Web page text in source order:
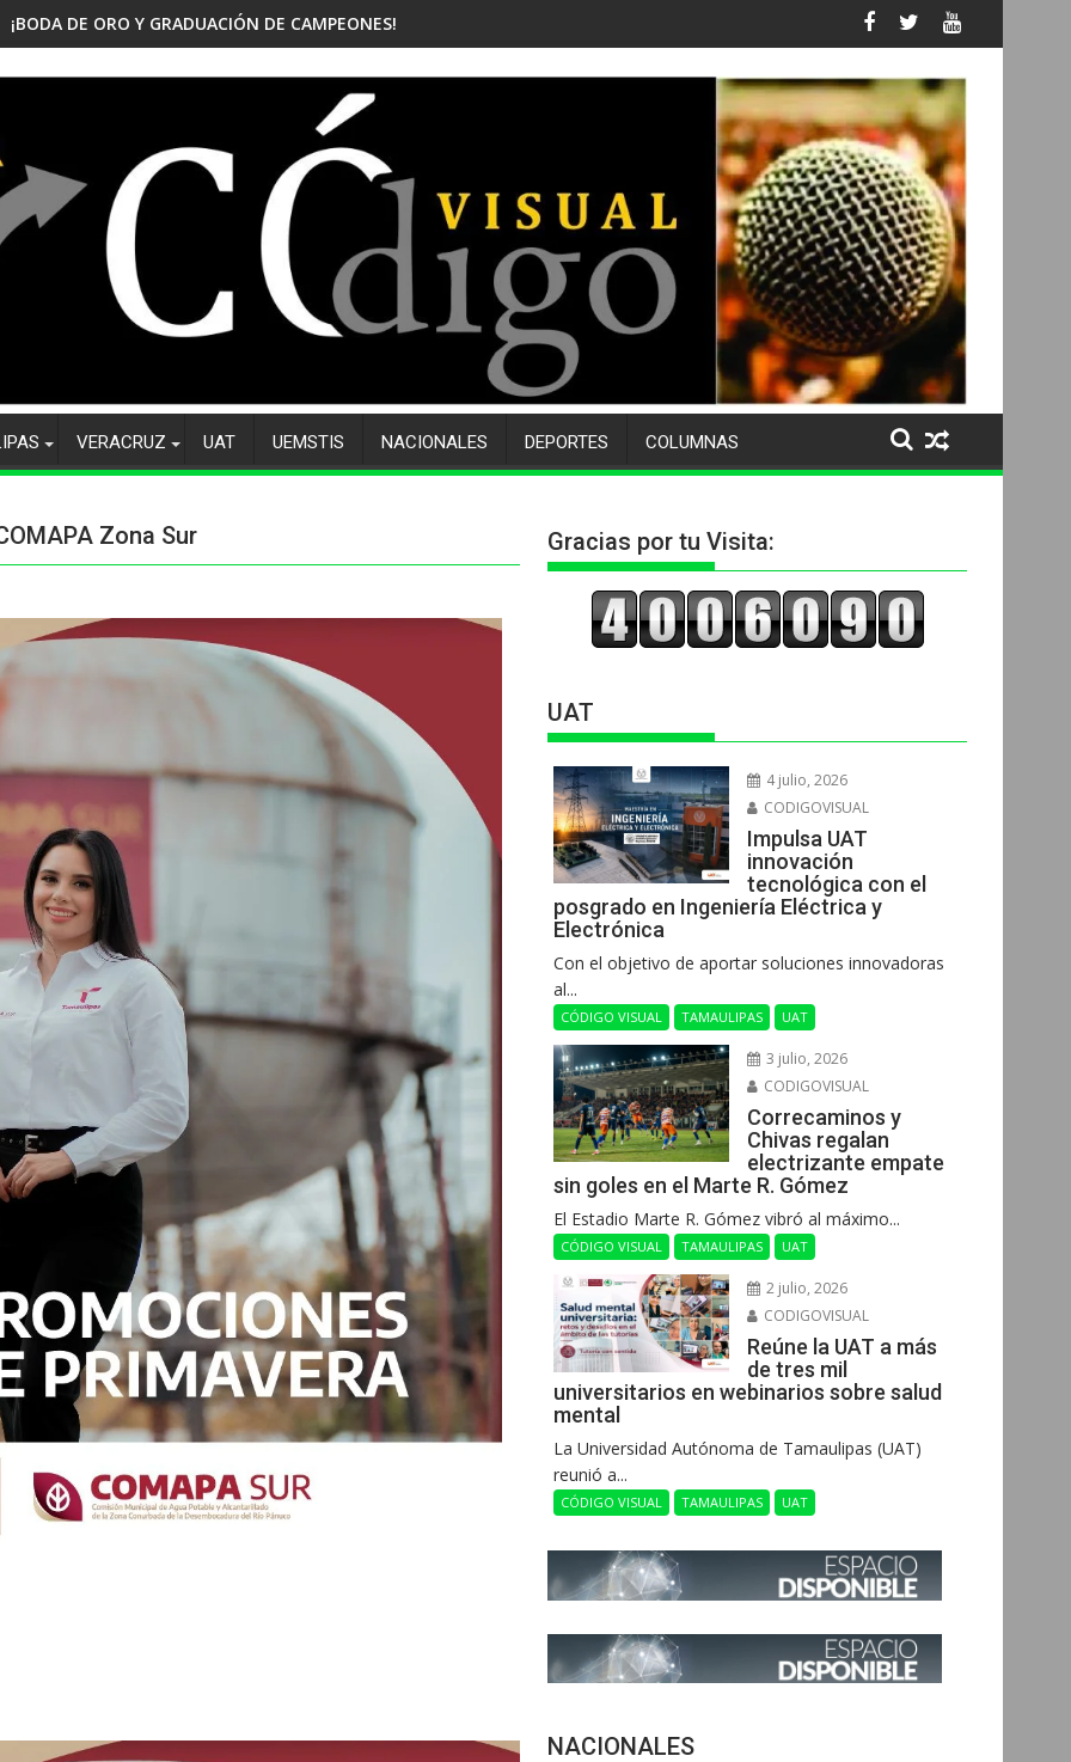
¡BODA DE ORO Y GRADUACIÓN DE CAMPEONES! CELEBRA EL CBTis No. 105 SU 50 ANIVERSARIO Y DESPIDE A MÁS DE 500
VERACRUZ UAT UEMSTIS NACIONALES DEPORTES COLUMNAS
Zona Sur Gracias por tu Visita:
UAT
4 julio, 2026
CODIGOVISUAL
Impulsa UAT
innovación
tecnológica con el
posgrado en Ingeniería Eléctrica y
Electrónica
Con el objetivo de aportar soluciones innovadoras
al...
CÓDIGO VISUAL TAMAULIPAS UAT
3 julio, 2026
CODIGOVISUAL
Correcaminos y
Chivas regalan
electrizante empate
sin goles en el Marte R. Gómez
El Estadio Marte R. Gómez vibró al máximo...
CÓDIGO VISUAL TAMAULIPAS UAT
2 julio, 2026
CODIGOVISUAL
Reúne la UAT a más
de tres mil
universitarios en webinarios sobre salud
mental
La Universidad Autónoma de Tamaulipas (UAT)
reunió a...
CÓDIGO VISUAL TAMAULIPAS UAT
NACIONALES